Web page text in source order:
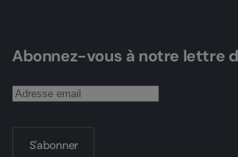
Abonnez-vous à notre lettre
S'abonner